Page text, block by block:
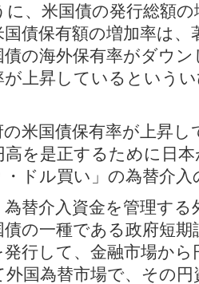
に、米国債の発行総額
国債保有額の増加率は
債の海外保有率がダウ
が上昇しているという
の米国債保有率が上昇
高を是正するために日
・ドル買い」の為替介
替介入資金を管理する
債の一種である政府短期
発行して、金融市場から
外国為替市場で、その